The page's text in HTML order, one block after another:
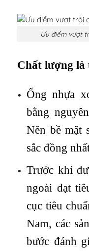
Ưu điểm vượt
Chất lượng là
Ống nhựa
bằng
Nên bề mặt
sắc đồng
Trước khi
ngoài đạt
cục tiêu
Nam, các
bước đánh